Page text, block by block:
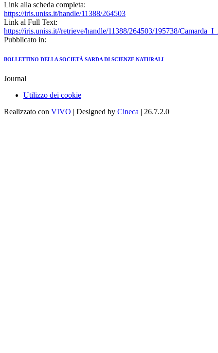
Link alla scheda completa:
https://iris.uniss.it/handle/11388/264503
Link al Full Text:
https://iris.uniss.it//retrieve/handle/11388/264503/195738/
Pubblicato in:
BOLLETTINO DELLA SOCIETÀ SARDA DI SCIENZE NATURALI
Journal
Utilizzo dei cookie
Realizzato con VIVO | Designed by Cineca | 26.7.2.0